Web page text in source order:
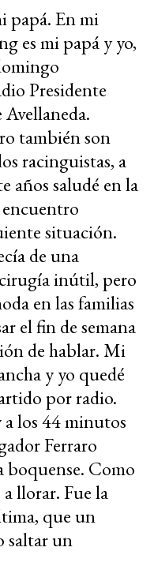
papá. En mi
es mi papá y yo,
Presidente
también son
racinguistas, a
años saludé en la
situación.
de una
inútil, pero
en las familias
el fin de semana
de hablar. Mi
y yo quedé
por radio.
los 44 minutos
Ferraro
boquense. Como
llorar. Fue la
que un
saltar un